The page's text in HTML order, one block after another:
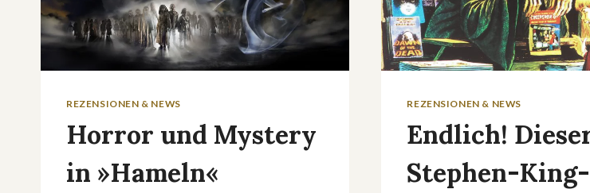
REZENSIONEN & NEWS
Horror und Mystery
in »Hameln«
REZENSIONEN & NEWS
Endlich!
Stephen-King-